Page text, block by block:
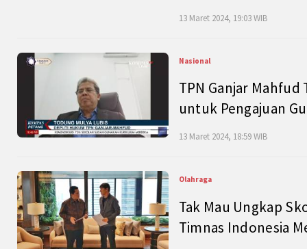
13 Maret 2024, 19:03 WIB
Nasional
TPN Ganjar
untuk Pengajuan
13 Maret 2024, 18:59 WIB
Olahraga
Tak Mau Ungkap
Timnas Indonesia